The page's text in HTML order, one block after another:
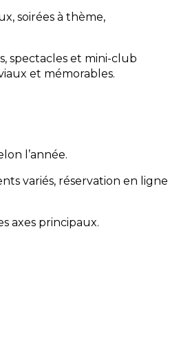
soirées à thème,
spectacles et mini-club
et mémorables.
l’année.
variés, réservation en ligne
axes principaux.